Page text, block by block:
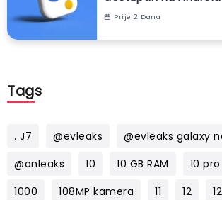
Prije 2 Dana
Tags
. J7 @evleaks
@evleaks galaxy
@onleaks
10 10 GB RAM 10 pro
1000
108MP kamera 11 12